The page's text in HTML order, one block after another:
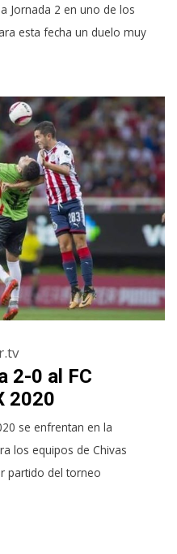
Jornada 2 en uno de los
esta fecha un duelo muy
2-0 al FC
2020
se enfrentan en la
los equipos de Chivas
partido del torneo